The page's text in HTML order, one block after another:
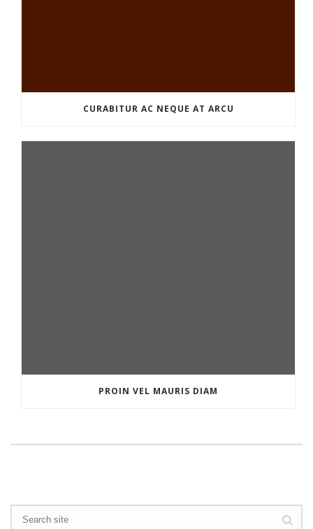
CURABITUR AC NEQUE AT ARCU
PROIN VEL MAURIS DIAM